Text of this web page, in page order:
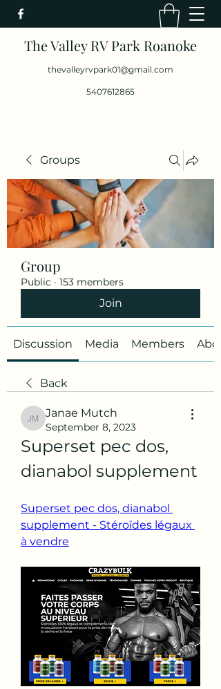
The Valley RV Park Roanoke
thevalleyrvpark01@gmail.com
5407612865
Groups
Group
Public · 153 members
Join
Discussion Media Members
Back
Janae Mutch
Janae Mutch
September 8, 2023
Superset pec dos,
dianabol supplement
Superset pec dos, dianabol
supplement - Stéroïdes légaux
à vendre